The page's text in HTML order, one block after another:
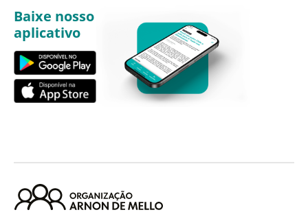
Baixe nosso
aplicativo